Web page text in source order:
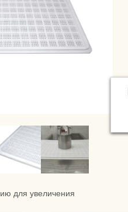
для увеличения